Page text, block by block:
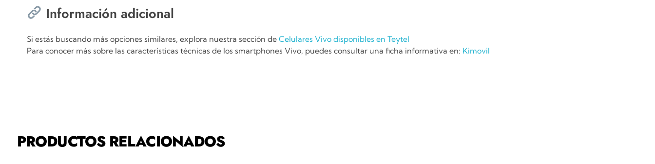
Información adicional
Si estás buscando más opciones similares, explora nuestra sección de Celulares Vivo disponibles en Teytel
Para conocer más sobre las características técnicas de los smartphones Vivo, puedes consultar una ficha informativa en: Kimovil
PRODUCTOS RELACIONADOS